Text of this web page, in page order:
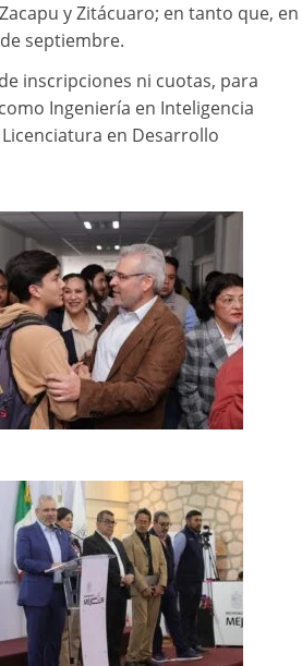
y Zitácuaro; en tanto que, en
septiembre.
inscripciones ni cuotas, para
Ingeniería en Inteligencia
en Desarrollo